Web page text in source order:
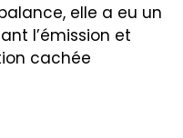
elle a eu un
l’émission et
cachée